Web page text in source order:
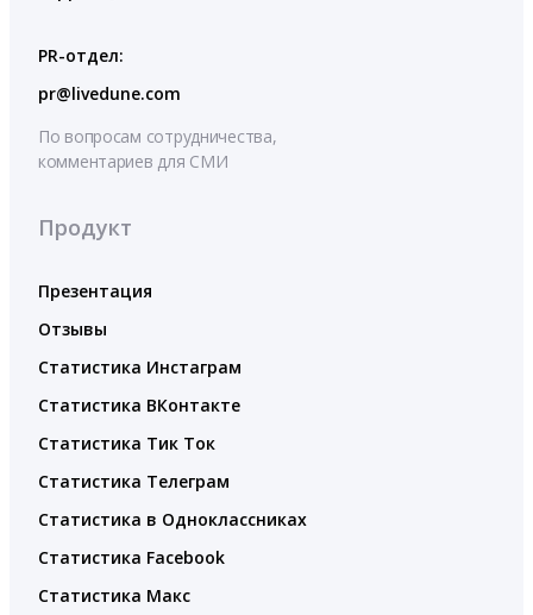
PR-отдел:
pr@livedune.com
По вопросам сотрудничества,
комментариев для СМИ
Продукт
Презентация
Отзывы
Статистика Инстаграм
Статистика ВКонтакте
Статистика Тик Ток
Статистика Телеграм
Статистика в Одноклассниках
Статистика Facebook
Статистика Макс